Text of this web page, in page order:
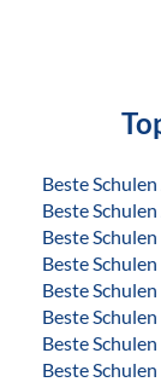
Beste
Beste
Beste
Beste
Beste
Beste
Beste
Beste